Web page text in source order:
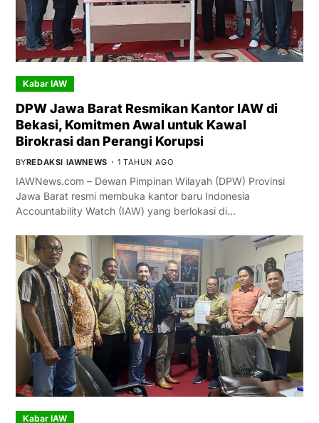
Kabar IAW
DPW Jawa Barat Resmikan Kantor IAW di
Bekasi, Komitmen Awal untuk Kawal
Birokrasi dan Perangi Korupsi
BYREDAKSI IAWNEWS 1 TAHUN AGO
IAWNews.com – Dewan Pimpinan Wilayah (DPW) Provinsi
Jawa Barat resmi membuka kantor baru Indonesia
Accountability Watch (IAW) yang berlokasi di…
Kabar IAW